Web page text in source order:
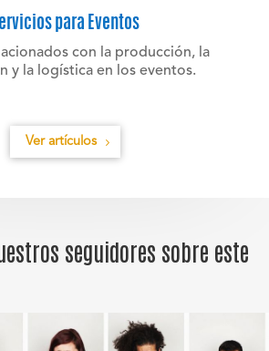
para Eventos
con la producción, la
y la logística en los eventos.
Ver artículos
seguidores sobre este